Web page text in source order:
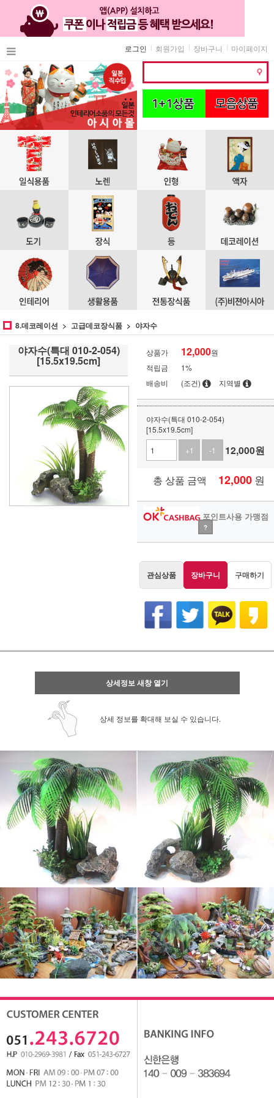
마이페이지
장바구니
회원가입
로그인
8.데코레이션 고급데코장식품 야자수
야자수(특대 010-2-054)
[15.5x19.5cm]
상품가 12,000원
적립금
1%
배송비
(조건) 지역별
야자수(특대 010-2-054)
[15.5x19.5cm]
+1
-1 12,000원
총 상품 금액 12,000 원
포인트사용 가맹점
?
관심상품 장바구니 구매하기
상세정보 새창 열기
상세 정보를 확대해 보실 수 있습니다.